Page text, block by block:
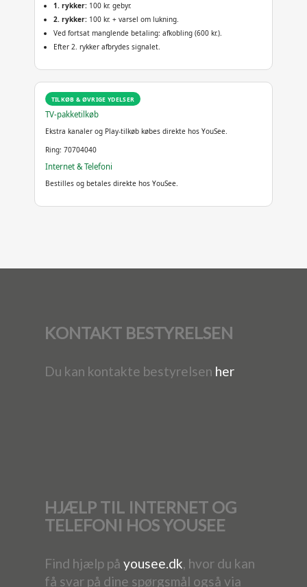
1. rykker: 100 kr. gebyr.
2. rykker: 100 kr. + varsel om lukning.
Ved fortsat manglende betaling: afkobling (600 kr.).
Efter 2. rykker afbrydes signalet.
TILKØB & ØVRIGE YDELSER
TV-pakketilkøb
Ekstra kanaler og Play-tilkøb købes direkte hos YouSee.
Ring: 70704040
Internet & Telefoni
Bestilles og betales direkte hos YouSee.
KONTAKT BESTYRELSEN
Du kan kontakte bestyrelsen her
HJÆLP TIL INTERNET OG
TELEFONI HOS YOUSEE
Find hjælp på yousee.dk, hvor du kan
få svar på dine spørgsmål også via